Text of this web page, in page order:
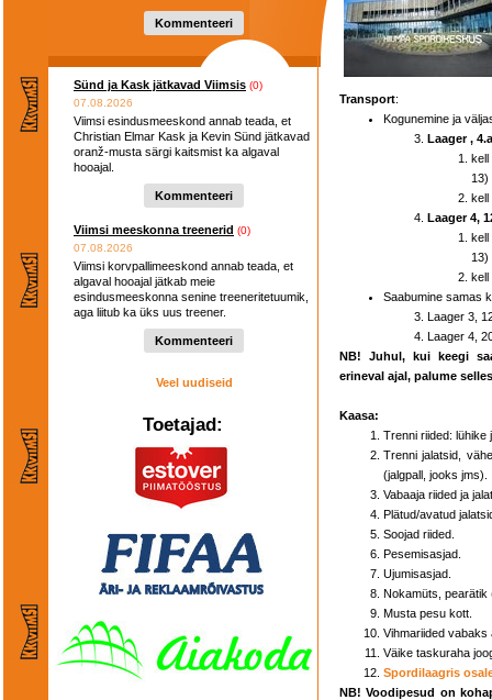
Kommenteeri
Sünd ja Kask jätkavad Viimsis (0)
07.08.2026
Viimsi esindusmeeskond annab teada, et
Christian Elmar Kask ja Kevin Sünd jätkavad
oranž-musta särgi kaitsmist ka algaval
hooajal.
Kommenteeri
Viimsi meeskonna treenerid (0)
07.08.2026
Viimsi korvpallimeeskond annab teada, et
algaval hooajal jätkab meie
esindusmeeskonna senine treeneritetuumik,
aga liitub ka üks uus treener.
Kommenteeri
Veel uudiseid
Toetajad:
Transport:
Kogunemine ja
Laager ,
kell
13)
kell
Laager 4,
kell
13)
kell
Saabumine samas
Laager 3,
Laager 4,
NB! Juhul, kui keegi
erineval ajal, palume
Kaasa:
Trenni riided: lühike
Trenni jalatsid,
(jalgpall, jooks jms).
Vabaaja riided ja
Plätud/avatud
Soojad riided.
Pesemisasjad.
Ujumisasjad.
Nokamüts,
Musta pesu kott.
Vihmariided vabaks
Väike taskuraha
Spordilaagris
NB! Voodipesud on